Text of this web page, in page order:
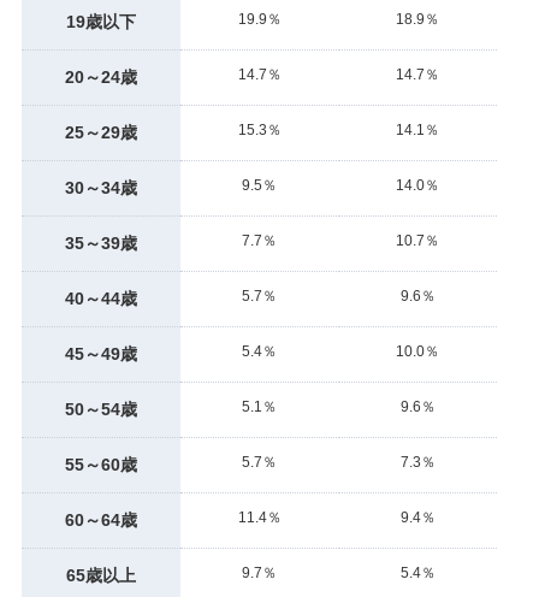
19歳以下 19.9％ 18.9％
20～24歳 14.7％ 14.7％
25～29歳 15.3％ 14.1％
30～34歳 9.5％ 14.0％
35～39歳 7.7％ 10.7％
40～44歳 5.7％ 9.6％
45～49歳 5.4％ 10.0％
50～54歳 5.1％ 9.6％
55～60歳 5.7％ 7.3％
60～64歳 11.4％ 9.4％
65歳以上 9.7％ 5.4％